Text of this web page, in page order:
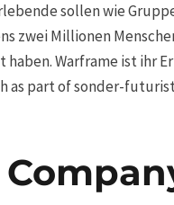
sollen wie
zwei Millionen
Warframe ist ihr
as part of sonder-